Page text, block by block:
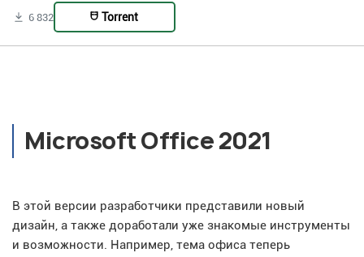
6 832 Torrent
Microsoft Office 2021
В этой версии разработчики представили новый
дизайн, а также доработали уже знакомые инструменты
и возможности. Например, тема офиса теперь